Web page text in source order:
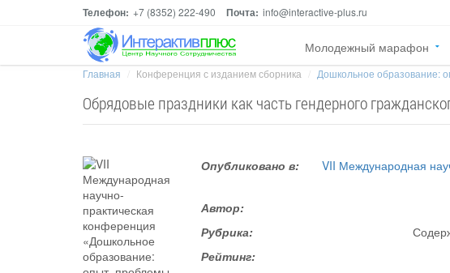
Телефон: +7 (8352) 222-490 Почта: info@interactive-plus.ru
Молодежный марафон
Главная Конференция с изданием сборника Дошкольное образование:
Обрядовые праздники как часть гендерного
Опубликовано в:
VII Международная
Автор:
Рубрика:
Рейтинг: